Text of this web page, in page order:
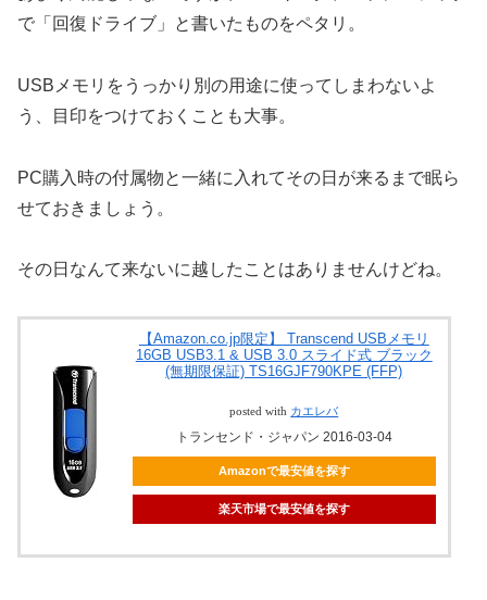
で「回復ドライブ」と書いたものをペタリ。
USBメモリをうっかり別の用途に使ってしまわないよ
う、目印をつけておくことも大事。
PC購入時の付属物と一緒に入れてその日が来るまで眠ら
せておきましょう。
その日なんて来ないに越したことはありませんけどね。
【Amazon.co.jp限定】 Transcend USBメモリ
16GB USB3.1 & USB 3.0 スライド式 ブラック
(無期限保証) TS16GJF790KPE (FFP)
posted with カエレバ
トランセンド・ジャパン 2016-03-04
Amazonで最安値を探す
楽天市場で最安値を探す